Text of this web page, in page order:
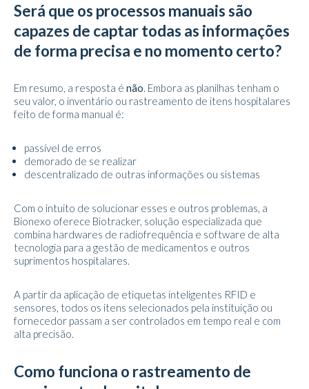
Será que os processos manuais são
capazes de captar todas as informações
de forma precisa e no momento certo?
Em resumo, a resposta é não. Embora as planilhas tenham o
seu valor, o inventário ou rastreamento de itens hospitalares
feito de forma manual é:
passível de erros
demorado de se realizar
descentralizado de outras informações ou sistemas
Com o intuito de solucionar esses e outros problemas, a
Bionexo oferece Biotracker, solução especializada que
combina hardwares de radiofrequência e software de alta
tecnologia para a gestão de medicamentos e outros
suprimentos hospitalares.
A partir da aplicação de etiquetas inteligentes RFID e
sensores, todos os itens selecionados pela instituição ou
fornecedor passam a ser controlados em tempo real e com
alta precisão.
Como funciona o rastreamento de